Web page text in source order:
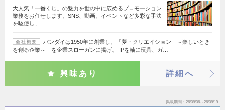
大人気「一番くじ」の魅力を世の中に広めるプロモーション
業務をお任せします。SNS、動画、イベントなど多彩な手法
を駆使し、…
会社概要
バンダイは1950年に創業し、「夢・クリエイション ～楽しいとき
を創る企業～」を企業スローガンに掲げ、 IPを軸に玩具、ガ…
興味あり 詳細へ
掲載期間 26/08/06～26/08/19